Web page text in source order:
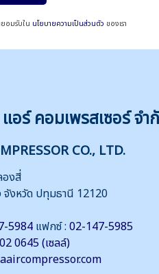
อมรับใน นโยบายความเป็นส่วนตัว ของเรา
อร์ คอมเพรสเซอร์ จำ
CO., LTD.
องสี่
จังหวัด ปทุมธานี 12120
5984 แฟกซ์ : 02-147-5985
0645 (เซลล์)